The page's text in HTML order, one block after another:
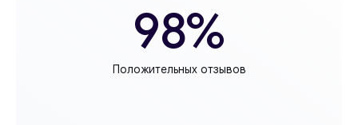
98%
Положительных отзывов